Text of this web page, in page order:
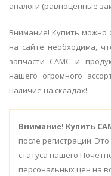
аналоги (равноценные
Внимание! Купить можно
на сайте необходима,
запчасти CAMC и
нашего огромного
наличие на складах!
Внимание! Купить
после регистрации.
статуса нашего
персональных цен на